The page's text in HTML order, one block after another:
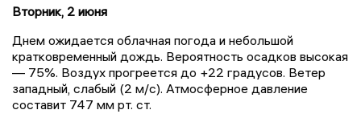
Вторник, 2 июня
Днем ожидается облачная погода и небольшой
кратковременный дождь. Вероятность осадков высокая
— 75%. Воздух прогреется до +22 градусов. Ветер
западный, слабый (2 м/с). Атмосферное давление
составит 747 мм рт. ст.